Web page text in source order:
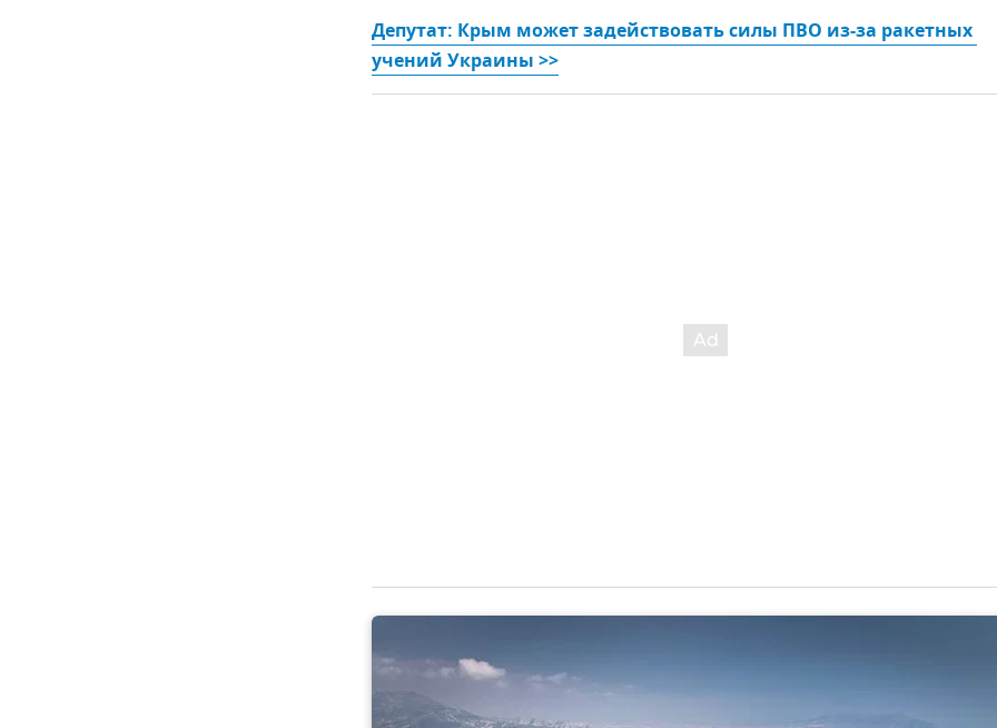
Депутат: Крым может задействовать силы ПВО из-за ракетных
учений Украины >>